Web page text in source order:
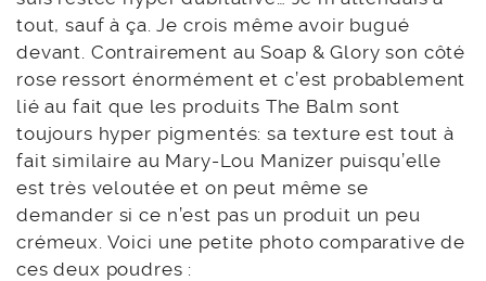
tout, sauf à ça. Je crois même avoir bugué
devant. Contrairement au Soap & Glory son côté
rose ressort énormément et c’est probablement
lié au fait que les produits The Balm sont
toujours hyper pigmentés: sa texture est tout à
fait similaire au Mary-Lou Manizer puisqu’elle
est très veloutée et on peut même se
demander si ce n’est pas un produit un peu
crémeux. Voici une petite photo comparative de
ces deux poudres :